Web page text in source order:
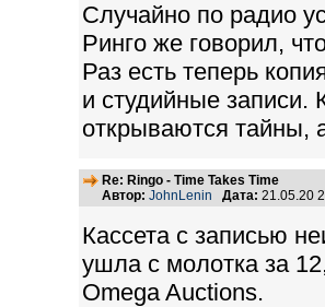
Случайно по радио
Ринго же говорил,
Раз есть теперь
и студийные записи.
открываются тайны,
Re: Ringo - Time Takes Time
Автор: JohnLenin Дата: 21.05.20
Кассета с записью
ушла с молотка за
Omega Auctions.